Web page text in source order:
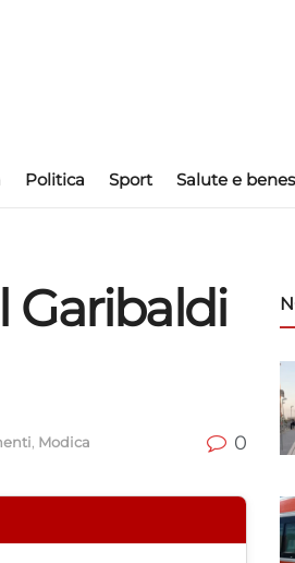
Politica Sport Salute e
Garibaldi
, Modica 0